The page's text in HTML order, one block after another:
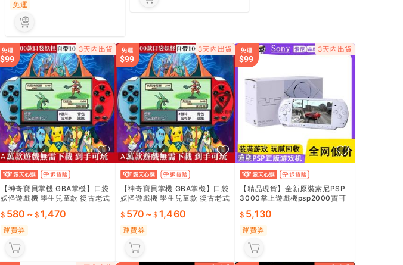
免運
AD
【神奇寶貝掌機 GBA掌機】口袋
妖怪遊戲機 學生兒童款 復古老式
經典遊戲現貨 🎮
580 ~ 1,470
運費券
AD
【神奇寶貝掌機 GBA掌機】口袋
妖怪遊戲機 學生兒童款 復古老式
經典遊戲現貨 🎮
570 ~ 1,460
運費券
AD
【精品現貨】全新原裝索尼PSP
3000掌上遊戲機psp2000寶可
5,130
運費券